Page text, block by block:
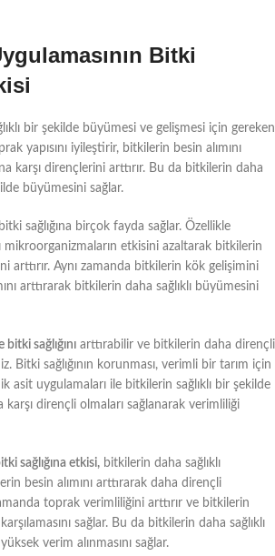
Bitki
bir şekilde büyümesi ve gelişmesi için gereken
yapısını iyileştirir, bitkilerin besin alımını
karşı dirençlerini arttırır. Bu da bitkilerin daha
büyümesini sağlar.
sağlığına birçok fayda sağlar. Özellikle
etkisini azaltarak bitkilerin
arttırır. Aynı zamanda bitkilerin kök gelişimini
arttırarak bitkilerin daha sağlıklı büyümesini
sağlığını arttırabilir ve bitkilerin daha dirençli
Bitki sağlığının korunması, verimli bir tarım için
asit uygulamaları ile bitkilerin sağlıklı bir şekilde
karşı dirençli olmaları sağlanarak verimliliği
sağlığına etkisi, bitkilerin daha sağlıklı
besin alımını arttırarak daha dirençli
toprak verimliliğini arttırır ve bitkilerin
sağlar. Bu da bitkilerin daha sağlıklı
verim alınmasını sağlar.